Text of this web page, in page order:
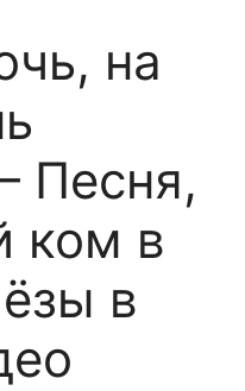
на
Песня,
ком в
в